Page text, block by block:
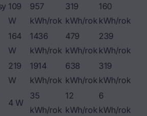
109
W
957
kWh/rok
319
kWh/rok
160
kWh/rok
164
W
1436
kWh/rok
479
kWh/rok
239
kWh/rok
219
W
1914
kWh/rok
638
kWh/rok
319
kWh/rok
4 W
35
kWh/rok
12
kWh/rok
6
kWh/rok